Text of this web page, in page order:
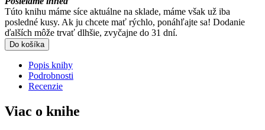
Túto knihu máme síce aktuálne na sklade, máme však už iba
posledné kusy. Ak ju chcete mať rýchlo, ponáhľajte sa! Dodanie
ďalších môže trvať dlhšie, zvyčajne do 31 dní.
Do košíka
Popis knihy
Podrobnosti
Recenzie
Viac o knihe